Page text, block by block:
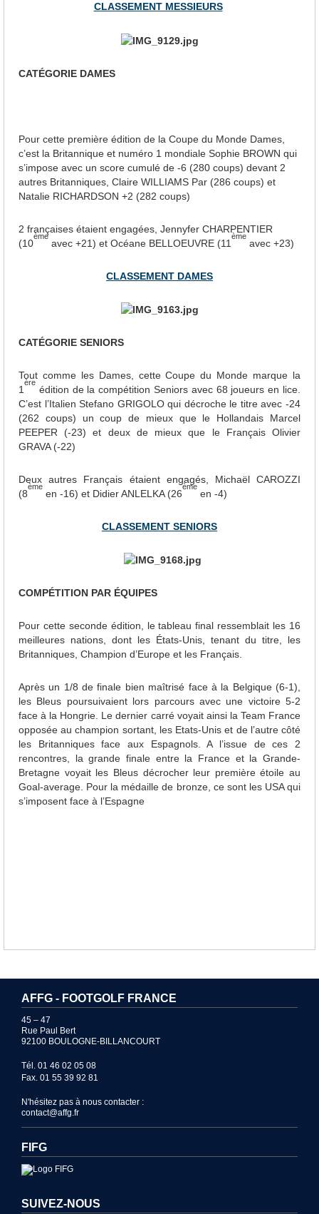
CLASSEMENT MESSIEURS
CATÉGORIE DAMES
Pour cette première édition de la Coupe du Monde Dames,
c’est la Britannique et numéro 1 mondiale Sophie BROWN qui
s’impose avec un score cumulé de -6 (280 coups) devant 2
autres Britanniques, Claire WILLIAMS Par (286 coups) et
Natalie RICHARDSON +2 (282 coups)
2 françaises étaient engagées, Jennyfer CHARPENTIER
(10
ème
avec +21) et Océane BELLOEUVRE (11
ème
avec +23)
CLASSEMENT DAMES
CATÉGORIE SENIORS
Tout comme les Dames, cette Coupe du Monde marque la
1
ère
édition de la compétition Seniors avec 68 joueurs en lice.
C’est l’Italien Stefano GRIGOLO qui décroche le titre avec -24
(262 coups) un coup de mieux que le Hollandais Marcel
PEEPER (-23) et deux de mieux que le Français Olivier
GRAVA (-22)
Deux autres Français étaient engagés, Michaël CAROZZI
(8
ème
en -16) et Didier ANLELKA (26
ème
en -4)
CLASSEMENT SENIORS
COMPÉTITION PAR ÉQUIPES
Pour cette seconde édition, le tableau final ressemblait les 16
meilleures nations, dont les États-Unis, tenant du titre, les
Britanniques, Champion d’Europe et les Français.
Après un 1/8 de finale bien maîtrisé face à la Belgique (6-1),
les Bleus poursuivaient lors parcours avec une victoire 5-2
face à la Hongrie. Le dernier carré voyait ainsi la Team France
opposée au champion sortant, les Etats-Unis et de l’autre côté
les Britanniques face aux Espagnols. A l’issue de ces 2
rencontres, la grande finale entre la France et la Grande-
Bretagne voyait les Bleus décrocher leur première étoile au
Goal-average. Pour la médaille de bronze, ce sont les USA qui
s’imposent face à l’Espagne
AFFG - FOOTGOLF FRANCE
45 – 47
Rue Paul Bert
92100 BOULOGNE-BILLANCOURT
Tél. 01 46 02 05 08
Fax. 01 55 39 92 81
N'hésitez pas à nous contacter :
contact@affg.fr
FIFG
SUIVEZ-NOUS